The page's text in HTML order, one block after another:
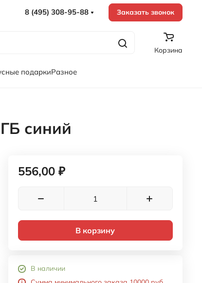
8 (495) 308-95-88 Заказать звонок
Корзина
подаркиРазное
синий
556,00 ₽
В корзину
В наличии